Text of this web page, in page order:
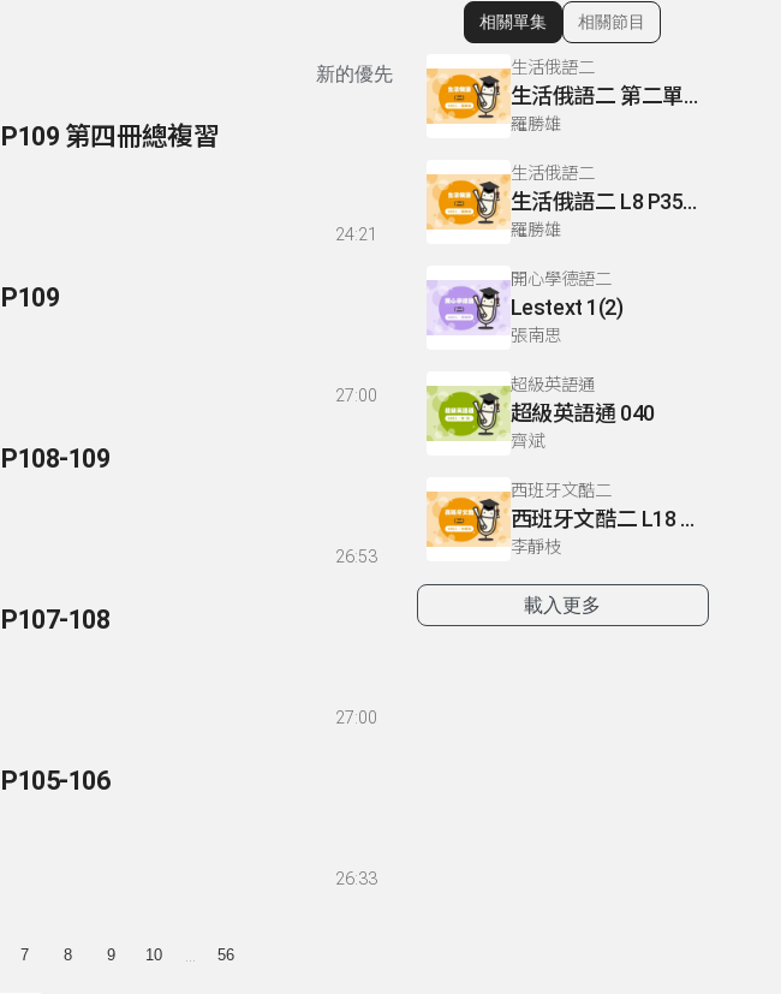
新的優先
第四冊總複習
24:21
27:00
109
26:53
108
27:00
106
26:33
7 8 9 10 56
顯示相關單集
相關單集 相關節目
生活俄語二
生活俄語二 第二單元 L3 P86-87
羅勝雄
生活俄語二
生活俄語二 L8 P35 課外講義 P23
羅勝雄
開心學德語二
Lestext 1(2)
張南思
超級英語通
超級英語通 040
齊斌
西班牙文酷二
西班牙文酷二 L18 P160-161
李靜枝
載入更多